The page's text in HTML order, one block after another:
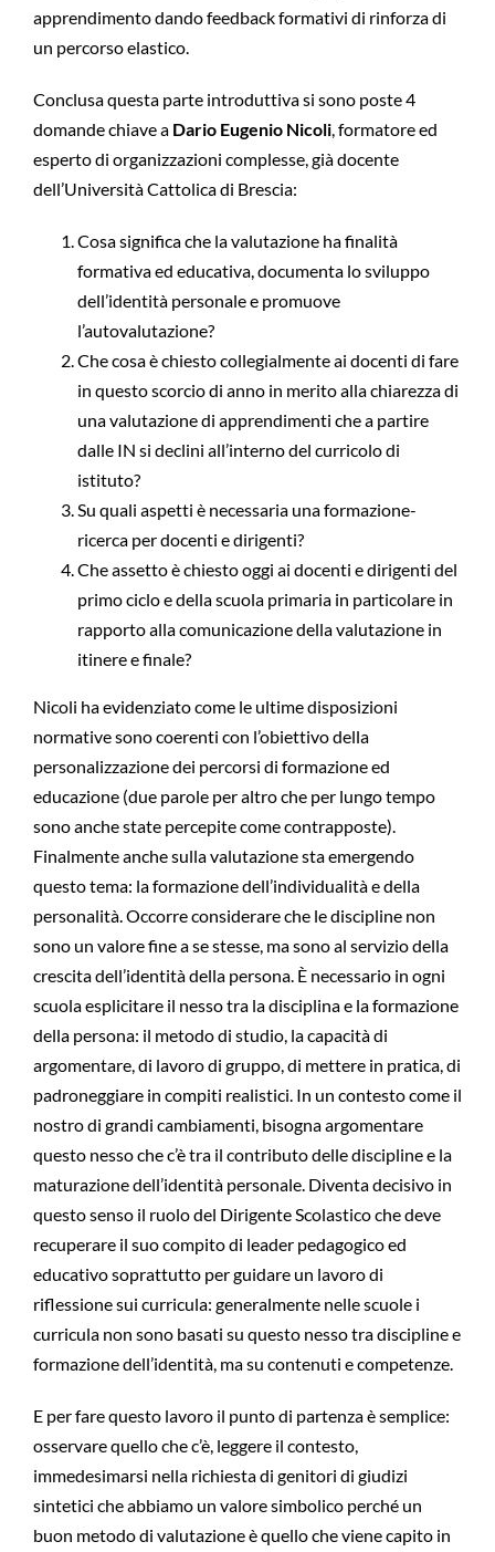
apprendimento dando feedback formativi di rinforza di
un percorso elastico.
Conclusa questa parte introduttiva si sono poste 4
domande chiave a Dario Eugenio Nicoli, formatore ed
esperto di organizzazioni complesse, già docente
dell’Università Cattolica di Brescia:
Cosa significa che la valutazione ha finalità
formativa ed educativa, documenta lo sviluppo
dell’identità personale e promuove
l’autovalutazione?
Che cosa è chiesto collegialmente ai docenti di fare
in questo scorcio di anno in merito alla chiarezza di
una valutazione di apprendimenti che a partire
dalle IN si declini all’interno del curricolo di
istituto?
Su quali aspetti è necessaria una formazione-
ricerca per docenti e dirigenti?
Che assetto è chiesto oggi ai docenti e dirigenti del
primo ciclo e della scuola primaria in particolare in
rapporto alla comunicazione della valutazione in
itinere e finale?
Nicoli ha evidenziato come le ultime disposizioni
normative sono coerenti con l’obiettivo della
personalizzazione dei percorsi di formazione ed
educazione (due parole per altro che per lungo tempo
sono anche state percepite come contrapposte).
Finalmente anche sulla valutazione sta emergendo
questo tema: la formazione dell’individualità e della
personalità. Occorre considerare che le discipline non
sono un valore fine a se stesse, ma sono al servizio della
crescita dell’identità della persona. È necessario in ogni
scuola esplicitare il nesso tra la disciplina e la formazione
della persona: il metodo di studio, la capacità di
argomentare, di lavoro di gruppo, di mettere in pratica, di
padroneggiare in compiti realistici. In un contesto come il
nostro di grandi cambiamenti, bisogna argomentare
questo nesso che c’è tra il contributo delle discipline e la
maturazione dell’identità personale. Diventa decisivo in
questo senso il ruolo del Dirigente Scolastico che deve
recuperare il suo compito di leader pedagogico ed
educativo soprattutto per guidare un lavoro di
riflessione sui curricula: generalmente nelle scuole i
curricula non sono basati su questo nesso tra discipline e
formazione dell’identità, ma su contenuti e competenze.
E per fare questo lavoro il punto di partenza è semplice:
osservare quello che c’è, leggere il contesto,
immedesimarsi nella richiesta di genitori di giudizi
sintetici che abbiamo un valore simbolico perché un
buon metodo di valutazione è quello che viene capito in